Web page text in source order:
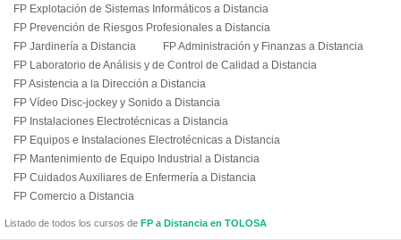
FP Explotación de Sistemas Informáticos a Distancia
FP Prevención de Riesgos Profesionales a Distancia
FP Jardinería a Distancia
FP Administración y Finanzas a Distancia
FP Laboratorio de Análisis y de Control de Calidad a Distancia
FP Asistencia a la Dirección a Distancia
FP Vídeo Disc-jockey y Sonido a Distancia
FP Instalaciones Electrotécnicas a Distancia
FP Equipos e Instalaciones Electrotécnicas a Distancia
FP Mantenimiento de Equipo Industrial a Distancia
FP Cuidados Auxiliares de Enfermería a Distancia
FP Comercio a Distancia
Listado de todos los cursos de FP a Distancia en TOLOSA